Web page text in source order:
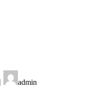
admin